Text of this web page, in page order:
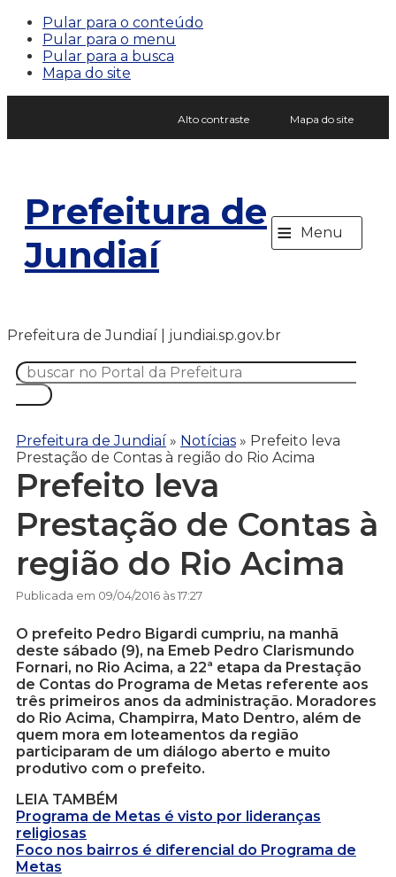
Pular para o conteúdo
Pular para o menu
Pular para a busca
Mapa do site
Alto contraste Mapa do site
Prefeitura de
Jundiaí
≡ Menu
Prefeitura de Jundiaí | jundiai.sp.gov.br
Prefeitura de Jundiaí » Notícias » Prefeito leva
Prestação de Contas à região do Rio Acima
Prefeito leva
Prestação de Contas à
região do Rio Acima
Publicada em 09/04/2016 às 17:27
O prefeito Pedro Bigardi cumpriu, na manhã
deste sábado (9), na Emeb Pedro Clarismundo
Fornari, no Rio Acima, a 22ª etapa da Prestação
de Contas do Programa de Metas referente aos
três primeiros anos da administração. Moradores
do Rio Acima, Champirra, Mato Dentro, além de
quem mora em loteamentos da região
participaram de um diálogo aberto e muito
produtivo com o prefeito.
LEIA TAMBÉM
Programa de Metas é visto por lideranças
religiosas
Foco nos bairros é diferencial do Programa de
Metas